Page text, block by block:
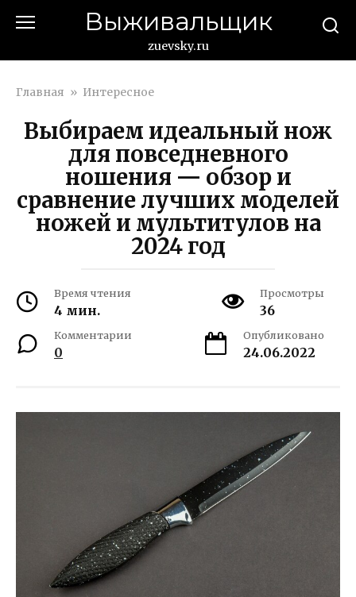
Выживальщик
zuevsky.ru
Главная » Интересное
Выбираем идеальный нож
для повседневного
ношения — обзор и
сравнение лучших моделей
ножей и мультитулов на
2024 год
Время чтения
4 мин.
Просмотры
36
Комментарии
0
Опубликовано
24.06.2022